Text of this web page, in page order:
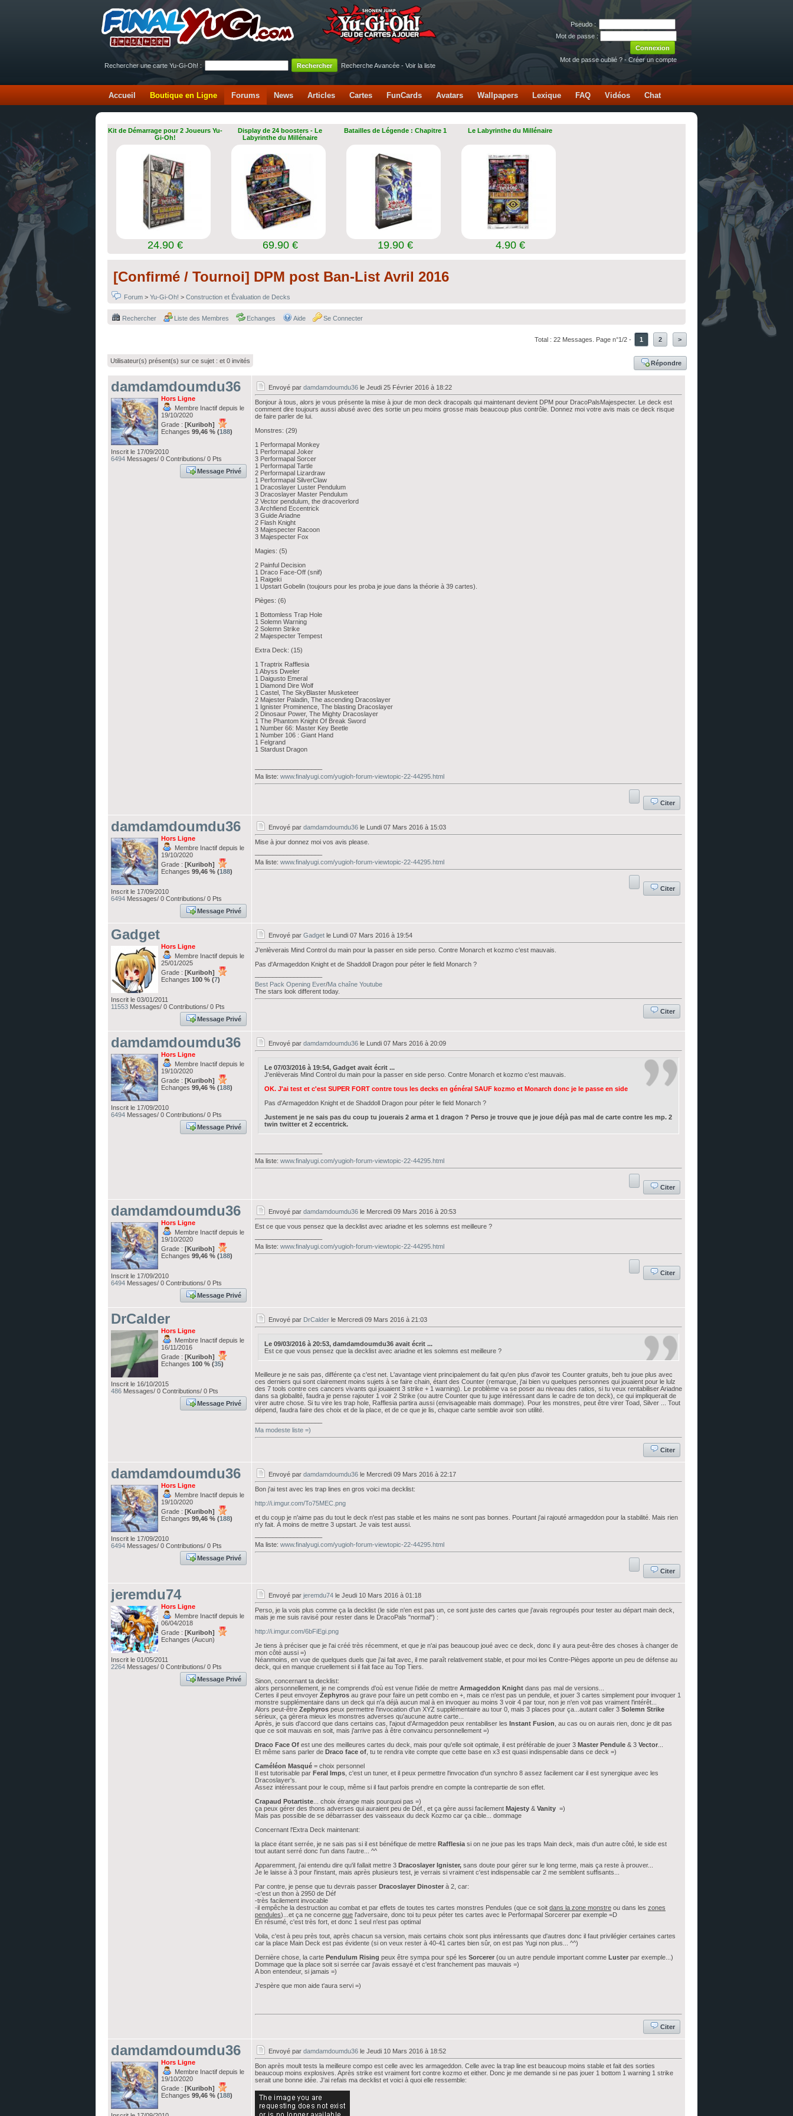
Pseudo :
Mot de passe :
Mot de passe oublié ? - Créer un compte
Rechercher une carte Yu-Gi-Oh! :
Recherche Avancée - Voir la liste
Accueil Boutique en Ligne Forums News Articles Cartes FunCards Avatars Wallpapers Lexique FAQ Vidéos Chat
Kit de Démarrage pour 2 Joueurs Yu-
Gi-Oh!
24.90 €
Display de 24 boosters - Le
Labyrinthe du Millénaire
69.90 €
Batailles de Légende : Chapitre 1
19.90 €
Le Labyrinthe du Millénaire
4.90 €
[Confirmé / Tournoi] DPM post Ban-List Avril 2016
Forum > Yu-Gi-Oh! > Construction et Évaluation de Decks
Rechercher Liste des Membres Echanges Aide Se Connecter
Total : 22 Messages. Page n°1/2 - 1 2 >
Utilisateur(s) présent(s) sur ce sujet : et 0 invités Répondre
damdamdoumdu36
Hors Ligne
Membre Inactif depuis le
19/10/2020
Grade : [Kuriboh]
Echanges 99,46 % (188)
Inscrit le 17/09/2010
6494 Messages/ 0 Contributions/ 0 Pts
Message Privé
Envoyé par damdamdoumdu36 le Jeudi 25 Février 2016 à 18:22
Bonjour à tous, alors je vous présente la mise à jour de mon deck dracopals qui maintenant devient DPM pour DracoPalsMajespecter. Le deck est
comment dire toujours aussi abusé avec des sortie un peu moins grosse mais beaucoup plus contrôle. Donnez moi votre avis mais ce deck risque
de faire parler de lui.
Monstres: (29)
1 Performapal Monkey
1 Performapal Joker
3 Performapal Sorcer
1 Performapal Tartle
2 Performapal Lizardraw
1 Performapal SilverClaw
1 Dracoslayer Luster Pendulum
3 Dracoslayer Master Pendulum
2 Vector pendulum, the dracoverlord
3 Archfiend Eccentrick
3 Guide Ariadne
2 Flash Knight
3 Majespecter Racoon
3 Majespecter Fox
Magies: (5)
2 Painful Decision
1 Draco Face-Off (snif)
1 Raigeki
1 Upstart Gobelin (toujours pour les proba je joue dans la théorie à 39 cartes).
Pièges: (6)
1 Bottomless Trap Hole
1 Solemn Warning
2 Solemn Strike
2 Majespecter Tempest
Extra Deck: (15)
1 Traptrix Rafflesia
1 Abyss Dweler
1 Daigusto Emeral
1 Diamond Dire Wolf
1 Castel, The SkyBlaster Musketeer
2 Majester Paladin, The ascending Dracoslayer
1 Ignister Prominence, The blasting Dracoslayer
2 Dinosaur Power, The Mighty Dracoslayer
1 The Phantom Knight Of Break Sword
1 Number 66: Master Key Beetle
1 Number 106 : Giant Hand
1 Felgrand
1 Stardust Dragon
Ma liste: www.finalyugi.com/yugioh-forum-viewtopic-22-44295.html
Citer
damdamdoumdu36
Hors Ligne
Membre Inactif depuis le
19/10/2020
Grade : [Kuriboh]
Echanges 99,46 % (188)
Inscrit le 17/09/2010
6494 Messages/ 0 Contributions/ 0 Pts
Message Privé
Envoyé par damdamdoumdu36 le Lundi 07 Mars 2016 à 15:03
Mise à jour donnez moi vos avis please.
Ma liste: www.finalyugi.com/yugioh-forum-viewtopic-22-44295.html
Citer
Gadget
Hors Ligne
Membre Inactif depuis le
25/01/2025
Grade : [Kuriboh]
Echanges 100 % (7)
Inscrit le 03/01/2011
11553 Messages/ 0 Contributions/ 0 Pts
Message Privé
Envoyé par Gadget le Lundi 07 Mars 2016 à 19:54
J'enlèverais Mind Control du main pour la passer en side perso. Contre Monarch et kozmo c'est mauvais.
Pas d'Armageddon Knight et de Shaddoll Dragon pour péter le field Monarch ?
Best Pack Opening Ever/Ma chaîne Youtube
The stars look different today.
Citer
damdamdoumdu36
Hors Ligne
Membre Inactif depuis le
19/10/2020
Grade : [Kuriboh]
Echanges 99,46 % (188)
Inscrit le 17/09/2010
6494 Messages/ 0 Contributions/ 0 Pts
Message Privé
Envoyé par damdamdoumdu36 le Lundi 07 Mars 2016 à 20:09
Le 07/03/2016 à 19:54, Gadget avait écrit ...
J'enlèverais Mind Control du main pour la passer en side perso. Contre Monarch et kozmo c'est mauvais.
OK. J'ai test et c'est SUPER FORT contre tous les decks en général SAUF kozmo et Monarch donc je le passe en side
Pas d'Armageddon Knight et de Shaddoll Dragon pour péter le field Monarch ?
Justement je ne sais pas du coup tu jouerais 2 arma et 1 dragon ? Perso je trouve que je joue déjà pas mal de carte contre les mp. 2
twin twitter et 2 eccentrick.
Ma liste: www.finalyugi.com/yugioh-forum-viewtopic-22-44295.html
Citer
damdamdoumdu36
Hors Ligne
Membre Inactif depuis le
19/10/2020
Grade : [Kuriboh]
Echanges 99,46 % (188)
Inscrit le 17/09/2010
6494 Messages/ 0 Contributions/ 0 Pts
Message Privé
Envoyé par damdamdoumdu36 le Mercredi 09 Mars 2016 à 20:53
Est ce que vous pensez que la decklist avec ariadne et les solemns est meilleure ?
Ma liste: www.finalyugi.com/yugioh-forum-viewtopic-22-44295.html
Citer
DrCalder
Hors Ligne
Membre Inactif depuis le
16/11/2016
Grade : [Kuriboh]
Echanges 100 % (35)
Inscrit le 16/10/2015
486 Messages/ 0 Contributions/ 0 Pts
Message Privé
Envoyé par DrCalder le Mercredi 09 Mars 2016 à 21:03
Le 09/03/2016 à 20:53, damdamdoumdu36 avait écrit ...
Est ce que vous pensez que la decklist avec ariadne et les solemns est meilleure ?
Meilleure je ne sais pas, différente ça c'est net. L'avantage vient principalement du fait qu'en plus d'avoir tes Counter gratuits, beh tu joue plus avec
ces derniers qui sont clairement moins sujets à se faire chain, étant des Counter (remarque, j'ai bien vu quelques personnes qui jouaient pour le lulz
des 7 tools contre ces cancers vivants qui jouaient 3 strike + 1 warning). Le problème va se poser au niveau des ratios, si tu veux rentabiliser Ariadne
dans sa globalité, faudra je pense rajouter 1 voir 2 Strike (ou autre Counter que tu juge intéressant dans le cadre de ton deck), ce qui impliquerait de
virer autre chose. Si tu vire les trap hole, Rafflesia partira aussi (envisageable mais dommage). Pour les monstres, peut être virer Toad, Silver ... Tout
dépend, faudra faire des choix et de la place, et de ce que je lis, chaque carte semble avoir son utilité.
Ma modeste liste =)
Citer
damdamdoumdu36
Hors Ligne
Membre Inactif depuis le
19/10/2020
Grade : [Kuriboh]
Echanges 99,46 % (188)
Inscrit le 17/09/2010
6494 Messages/ 0 Contributions/ 0 Pts
Message Privé
Envoyé par damdamdoumdu36 le Mercredi 09 Mars 2016 à 22:17
Bon j'ai test avec les trap lines en gros voici ma decklist:
http://i.imgur.com/To75MEC.png
et du coup je n'aime pas du tout le deck n'est pas stable et les mains ne sont pas bonnes. Pourtant j'ai rajouté armageddon pour la stabilité. Mais rien
n'y fait. À moins de mettre 3 upstart. Je vais test aussi.
Ma liste: www.finalyugi.com/yugioh-forum-viewtopic-22-44295.html
Citer
jeremdu74
Hors Ligne
Membre Inactif depuis le
06/04/2018
Grade : [Kuriboh]
Echanges (Aucun)
Inscrit le 01/05/2011
2264 Messages/ 0 Contributions/ 0 Pts
Message Privé
Envoyé par jeremdu74 le Jeudi 10 Mars 2016 à 01:18
Perso, je la vois plus comme ça la decklist (le side n'en est pas un, ce sont juste des cartes que j'avais regroupés pour tester au départ main deck,
mais je me suis ravisé pour rester dans le DracoPals "normal") :
http://i.imgur.com/6bFiEgi.png
Je tiens à préciser que je l'ai créé très récemment, et que je n'ai pas beaucoup joué avec ce deck, donc il y aura peut-être des choses à changer de
mon côté aussi =)
Néanmoins, en vue de quelques duels que j'ai fait avec, il me paraît relativement stable, et pour moi les Contre-Pièges apporte un peu de défense au
deck, qui en manque cruellement si il fait face au Top Tiers.
Sinon, concernant ta decklist:
alors personnellement, je ne comprends d'où est venue l'idée de mettre Armageddon Knight dans pas mal de versions...
Certes il peut envoyer Zephyros au grave pour faire un petit combo en +, mais ce n'est pas un pendule, et jouer 3 cartes simplement pour invoquer 1
monstre supplémentaire dans un deck qui n'a déjà aucun mal à en invoquer au moins 3 voir 4 par tour, non je n'en voit pas vraiment l'intérêt...
Alors peut-être Zephyros peux permettre l'invocation d'un XYZ supplémentaire au tour 0, mais 3 places pour ça...autant caller 3 Solemn Strike
sérieux, ça gèrera mieux les monstres adverses qu'aucune autre carte...
Après, je suis d'accord que dans certains cas, l'ajout d'Armageddon peux rentabiliser les Instant Fusion , au cas ou on aurais rien, donc je dit pas
que ce soit mauvais en soit, mais j'arrive pas à être convaincu personnellement =)
Draco Face Of est une des meilleures cartes du deck, mais pour qu'elle soit optimale, il est préférable de jouer 3 Master Pendule & 3 Vector
Et même sans parler de Draco face of , tu te rendra vite compte que cette base en x3 est quasi indispensable dans ce deck =)
Caméléon Masqué = choix personnel
Il est tutorisable par Feral Imps c'est un tuner, et il peux permettre l'invocation d'un synchro 8 assez facilement car il est synergique avec les
Dracoslayer's.
Assez intéressant pour le coup, même si il faut parfois prendre en compte la contrepartie de son effet.
Crapaud Potartiste ... choix étrange mais pourquoi pas =)
ça peux gérer des thons adverses qui auraient peu de Déf., et ça gère aussi facilement Majesty & Vanity =)
Mais pas possible de se débarrasser des vaisseaux du deck Kozmo car ça cible... dommage
Concernant l'Extra Deck maintenant:
la place étant serrée, je ne sais pas si il est bénéfique de mettre Rafflesia si on ne joue pas les traps Main deck, mais d'un autre côté, le side est
tout autant serré donc l'un dans l'autre... ^^
Apparemment, j'ai entendu dire qu'il fallait mettre 3 Dracoslayer Ignister, sans doute pour gérer sur le long terme, mais ça reste à prouver...
Je le laisse à 3 pour l'instant, mais après plusieurs test, je verrais si vraiment c'est indispensable car 2 me semblent suffisants...
Par contre, je pense que tu devrais passer Dracoslayer Dinoster à 2, car:
-c'est un thon à 2950 de Déf
-très facilement invocable
-il empêche la destruction au combat et par effets de toutes tes cartes monstres Pendules (que ce soit dans la zone monstre ou dans les zones
pendules)...et ça ne concerne que l'adversaire, donc toi tu peux péter tes cartes avec le Performapal Sorcerer par exemple =D
En résumé, c'est très fort, et donc 1 seul n'est pas optimal
Voila, c'est à peu près tout, après chacun sa version, mais certains choix sont plus intéressants que d'autres donc il faut privilégier certaines cartes
car la place Main Deck est pas évidente (si on veux rester à 40-41 cartes bien sûr, on est pas Yugi non plus... ^^)
Dernière chose, la carte Pendulum Rising peux être sympa pour spé les Sorcerer (ou un autre pendule important comme Luster par exemple...)
Dommage que la place soit si serrée car j'avais essayé et c'est franchement pas mauvais =)
A bon entendeur, si jamais =)
J'espère que mon aide t'aura servi =)
Citer
damdamdoumdu36
Hors Ligne
Membre Inactif depuis le
19/10/2020
Grade : [Kuriboh]
Echanges 99,46 % (188)
Envoyé par damdamdoumdu36 le Jeudi 10 Mars 2016 à 18:52
Bon après moult tests la meilleure compo est celle avec les armageddon. Celle avec la trap line est beaucoup moins stable et fait des sorties
beaucoup moins explosives. Après strike est vraiment fort contre kozmo et either. Donc je me demande si ne pas jouer 1 bottom 1 warning 1 strike
serait une bonne idée. J'ai refais ma decklist et voici à quoi elle ressemble: